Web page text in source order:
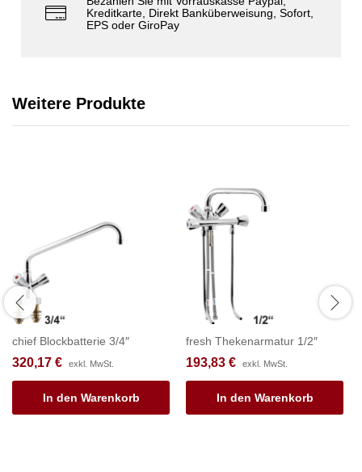
Kreditkarte, Direkt Banküberweisung, Sofort,
EPS oder GiroPay
Weitere Produkte
chief Blockbatterie 3/4″
320,17 € exkl. MwSt.
In den Warenkorb
fresh Thekenarmatur 1/2″
193,83 € exkl. MwSt.
In den Warenkorb